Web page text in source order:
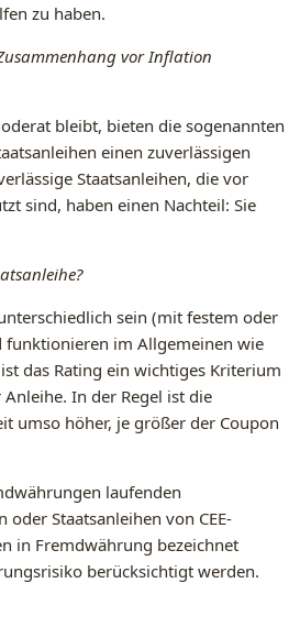
zu haben.
vor Inflation
bleibt, bieten die sogenannten
einen zuverlässigen
Staatsanleihen, die vor
sind, haben einen Nachteil: Sie
sein (mit festem oder
funktionieren im Allgemeinen wie
das Rating ein wichtiges Kriterium
In der Regel ist die
umso höher, je größer der Coupon
laufenden
Staatsanleihen von CEE-
in Fremdwährung bezeichnet
berücksichtigt werden.